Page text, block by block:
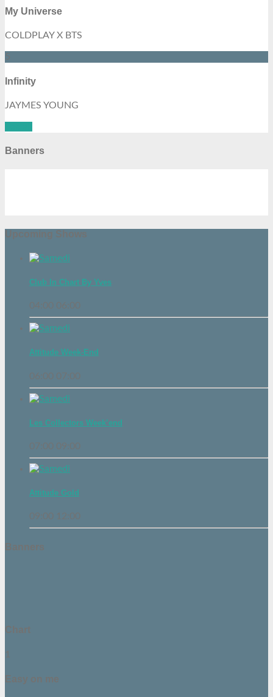
My Universe
COLDPLAY X BTS
5
Infinity
JAYMES YOUNG
Banners
Upcoming Shows
Club In Chart By Yves
04:00 06:00
Attitude Week-End
06:00 07:00
Les Collectors Week’end
07:00 09:00
Attitude Gold
09:00 12:00
Banners
Chart
1
Easy on me